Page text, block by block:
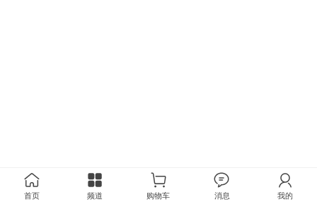
首页 频道 购物车 消息 我的